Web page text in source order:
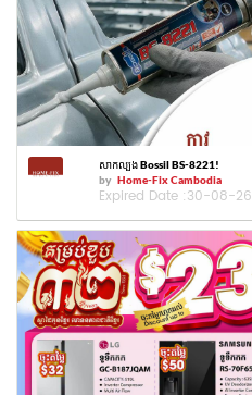
សាកល្បង Bossil BS-8221!
by Home-Fix Cambodia
Expired Date :30-08-26